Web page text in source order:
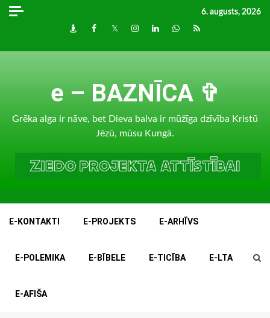
Skip
6. augusts, 2026
DraugiemFacebook
TwitterInstagram
LinkedInwhatsapp
RSS
e – BAZNĪCA ✞
Grēka alga ir nāve, bet Dieva balva ir mūžīga dzīvība Kristū
Jēzū, mūsu Kungā.
E-KONTAKTI E-PROJEKTS E-ARHĪVS
E-POLEMIKA E-BĪBELE E-TICĪBA E-LTA
E-AFIŠA